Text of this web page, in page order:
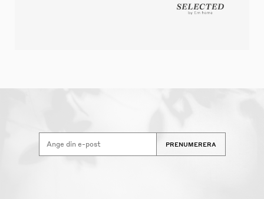
PRENUMERERA